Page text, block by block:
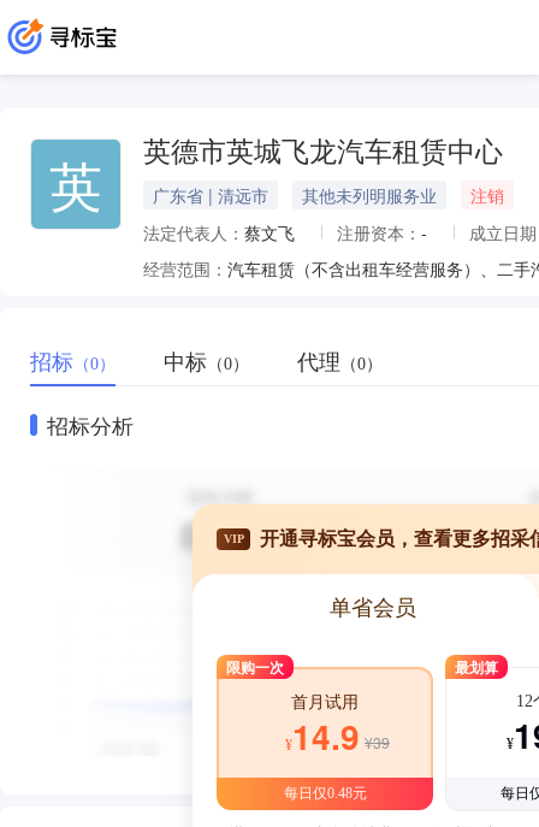
英 英德市英城飞龙汽车租赁中心
广东省 | 清远市 其他未列明服务业
注销
法定代表人： 蔡文飞 注册资本： -
成立日
经营范围： 汽车租赁（不含出租车经营服务）、二手
招标 （0） 中标 （0） 代理 （0）
招标分析
VIP 开通寻标宝会员，查看更多招采
单省会员
限购一次
首月试用
¥14.9 ¥39
每日仅0.48元
最划算
12
¥
每日